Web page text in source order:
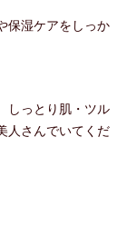
保湿ケアをしっか
しっとり肌・ツル
人さんでいてくだ